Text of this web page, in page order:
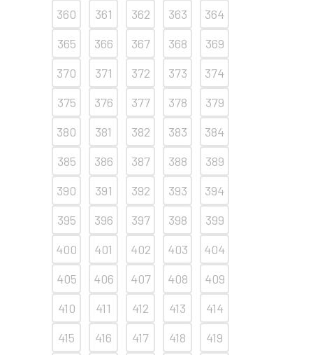
360
361 362 363
364
365
366 367 368
369
370
371 372 373
374
375
376 377 378
379
380
381 382 383
384
385
386 387 388
389
390
391 392 393
394
395
396 397 398
399
400
401 402 403
404
405
406 407 408
409
410
411 412 413
414
415
416 417 418 419